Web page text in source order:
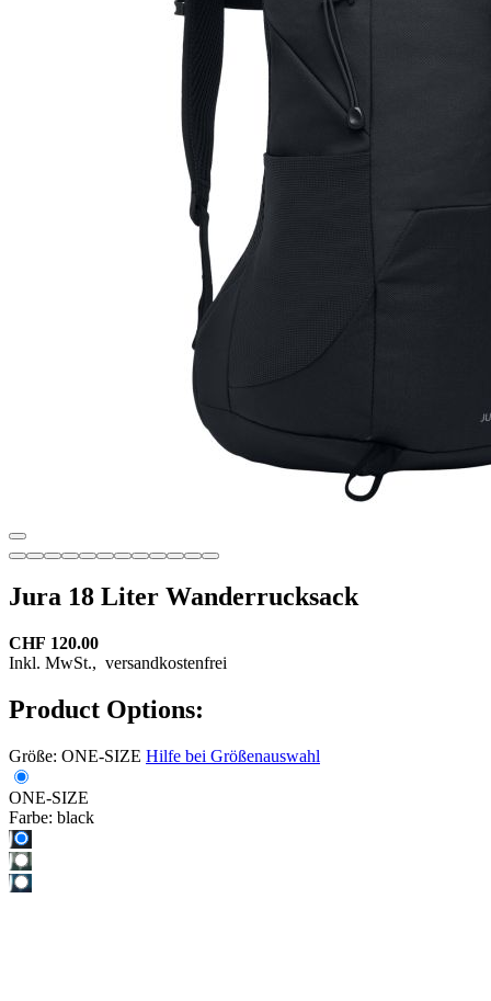
Jura 18 Liter Wanderrucksack
CHF 120.00
Inkl. MwSt., versandkostenfrei
Product Options:
Größe: ONE-SIZE Hilfe bei Größenauswahl
ONE-SIZE
Farbe: black